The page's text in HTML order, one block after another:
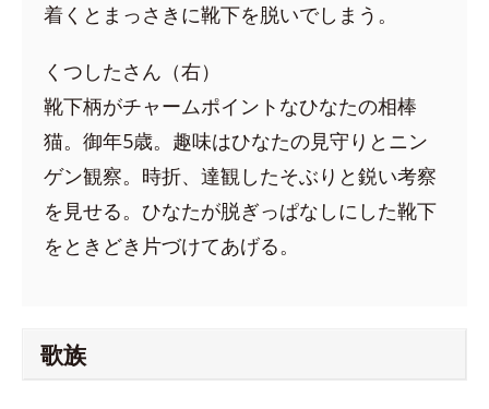
着くとまっさきに靴下を脱いでしまう。
くつしたさん（右）
靴下柄がチャームポイントなひなたの相棒
猫。御年5歳。趣味はひなたの見守りとニン
ゲン観察。時折、達観したそぶりと鋭い考察
を見せる。ひなたが脱ぎっぱなしにした靴下
をときどき片づけてあげる。
歌族